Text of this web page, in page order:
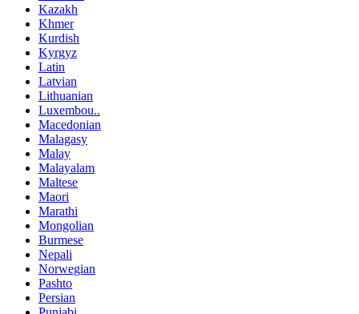
Kazakh
Khmer
Kurdish
Kyrgyz
Latin
Latvian
Lithuanian
Luxembou..
Macedonian
Malagasy
Malay
Malayalam
Maltese
Maori
Marathi
Mongolian
Burmese
Nepali
Norwegian
Pashto
Persian